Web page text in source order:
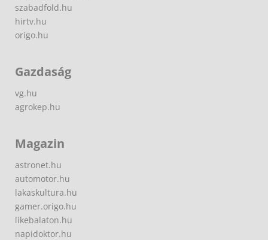
szabadfold.hu
hirtv.hu
origo.hu
Gazdaság
vg.hu
agrokep.hu
Magazin
astronet.hu
automotor.hu
lakaskultura.hu
gamer.origo.hu
likebalaton.hu
napidoktor.hu